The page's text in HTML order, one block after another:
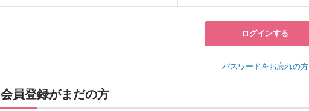
ログインする
パスワードをお忘れの方
会員登録がまだの方